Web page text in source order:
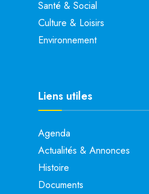
Santé & Social
Culture & Loisirs
Environnement
Liens utiles
Agenda
Actualités & Annonces
Histoire
Documents